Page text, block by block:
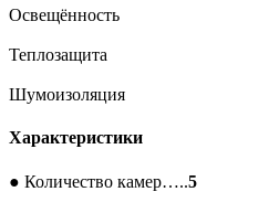
Освещённость
Теплозащита
Шумоизоляция
Характеристики
● Количество камер…..5